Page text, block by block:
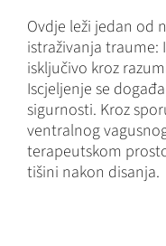
Ovdje leži jedan od
istraživanja traume:
isključivo kroz
Iscjeljenje se
sigurnosti. Kroz
ventralnog
terapeutskom
tišini nakon disanja.